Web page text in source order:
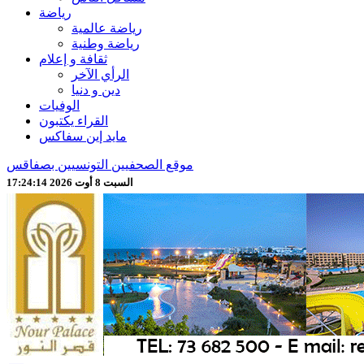
رياضة
رياضة عالمية
رياضة وطنية
ثقافة و إعلام
الرأي الآخر
دين و دنيا
الوفيات
القراء يكتبون
مايد إين سفاكس
موقع الصحفيين التونسيين بصفاقس
السبت 8 أوت 2026 17:24:16